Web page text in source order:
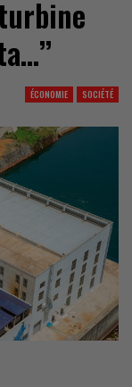
turbine
ÉCONOMIE SOCIÉTÉ